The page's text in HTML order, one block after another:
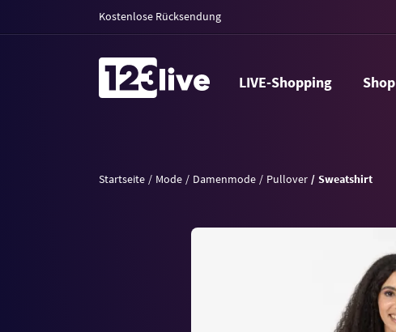
Kostenlose Rücksendung
LIVE-Shopping Shop
Startseite Mode Damenmode Pullover Sweatshirt